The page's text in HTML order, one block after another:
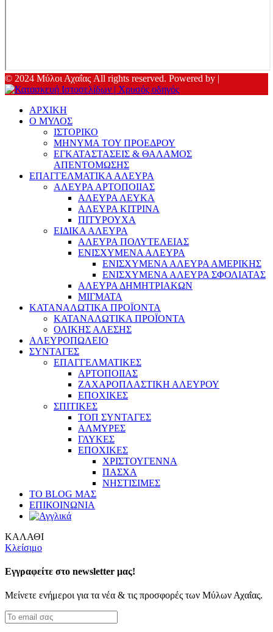
© 2024 Μύλοι Αχαΐας All rights reserved. Powered by |
ΑΡΧΙΚΗ
Ο ΜΥΛΟΣ
ΙΣΤΟΡΙΚΟ
ΜΗΝΥΜΑ ΤΟΥ ΠΡΟΕΔΡΟΥ
ΕΓΚΑΤΑΣΤΑΣΕΙΣ & ΘΑΛΑΜΟΣ
ΑΠΕΝΤΟΜΩΣΗΣ
ΕΠΑΓΓΕΛΜΑΤΙΚΑ ΑΛΕΥΡΑ
ΑΛΕΥΡΑ ΑΡΤΟΠΟΙΙΑΣ
ΑΛΕΥΡΑ ΛΕΥΚΑ
ΑΛΕΥΡΑ ΚΙΤΡΙΝΑ
ΠΙΤΥΡΟΥΧΑ
ΕΙΔΙΚΑ ΑΛΕΥΡΑ
ΑΛΕΥΡΑ ΠΟΛΥΤΕΛΕΙΑΣ
ΕΝΙΣΧΥΜΕΝΑ ΑΛΕΥΡΑ
ΕΝΙΣΧΥΜΕΝΑ ΑΛΕΥΡΑ ΑΜΕΡΙΚΗΣ
ΕΝΙΣΧΥΜΕΝΑ ΑΛΕΥΡΑ ΣΦΟΛΙΑΤΑΣ
ΑΛΕΥΡΑ ΔΗΜΗΤΡΙΑΚΩΝ
ΜΙΓΜΑΤΑ
ΚΑΤΑΝΑΛΩΤΙΚΑ ΠΡΟΪΟΝΤΑ
ΚΑΤΑΝΑΛΩΤΙΚΑ ΠΡΟΪΟΝΤΑ
ΟΛΙΚΗΣ ΑΛΕΣΗΣ
ΑΛΕΥΡΟΠΩΛΕΙΟ
ΣΥΝΤΑΓΕΣ
ΕΠΑΓΓΕΛΜΑΤΙΚΕΣ
ΑΡΤΟΠΟΙΙΑΣ
ΖΑΧΑΡΟΠΛΑΣΤΙΚΗ ΑΛΕΥΡΟΥ
ΕΠΟΧΙΚΕΣ
ΣΠΙΤΙΚΕΣ
ΤΟΠ ΣΥΝΤΑΓΕΣ
ΑΛΜΥΡΕΣ
ΓΛΥΚΕΣ
ΕΠΟΧΙΚΕΣ
ΧΡΙΣΤΟΥΓΕΝΝΑ
ΠΑΣΧΑ
ΝΗΣΤΙΣΙΜΕΣ
ΤΟ BLOG ΜΑΣ
ΕΠΙΚΟΙΝΩΝΙΑ
ΚΑΛΑΘΙ
Κλείσιμο
Εγγραφείτε στο newsletter μας!
Μείνετε ενήμεροι για τα νέα & τις προσφορές των Μύλων Αχαΐας.